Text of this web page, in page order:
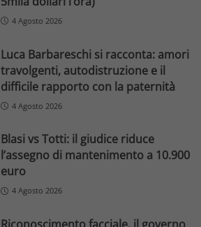
4 Agosto 2026
Luca Barbareschi si racconta: amori
travolgenti, autodistruzione e il
difficile rapporto con la paternità
4 Agosto 2026
Blasi vs Totti: il giudice riduce
l’assegno di mantenimento a 10.900
euro
4 Agosto 2026